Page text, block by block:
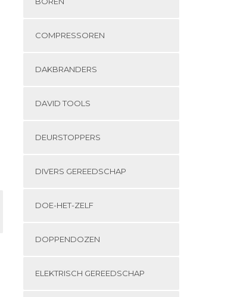
COMPRESSOREN
DAKBRANDERS
DAVID TOOLS
DEURSTOPPERS
DIVERS GEREEDSCHAP
DOE-HET-ZELF
DOPPENDOZEN
ELEKTRISCH GEREEDSCHAP